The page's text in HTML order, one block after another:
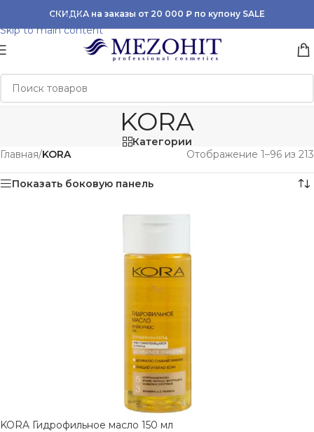
Skip to navigation
Skip to main content
СКИДКА на заказы от 20 000 ₽ по купону SALE
KORA
Категории
Главная/KORA Отображение 1–96 из 213
Показать боковую панель
KORA Гидрофильное масло 150 мл